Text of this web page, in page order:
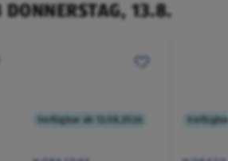
13.8.
Verfügbar ab 13.08.2026